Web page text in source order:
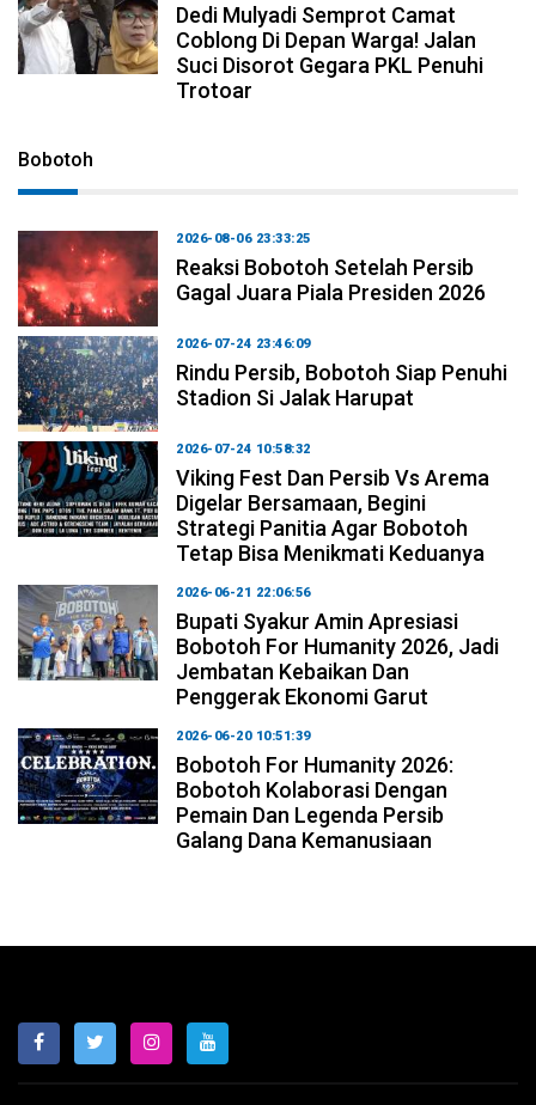
Dedi Mulyadi Semprot Camat
Coblong Di Depan Warga! Jalan
Suci Disorot Gegara PKL Penuhi
Trotoar
Bobotoh
2026-08-06 23:33:25
Reaksi Bobotoh Setelah Persib
Gagal Juara Piala Presiden 2026
2026-07-24 23:46:09
Rindu Persib, Bobotoh Siap Penuhi
Stadion Si Jalak Harupat
2026-07-24 10:58:32
Viking Fest Dan Persib Vs Arema
Digelar Bersamaan, Begini
Strategi Panitia Agar Bobotoh
Tetap Bisa Menikmati Keduanya
2026-06-21 22:06:56
Bupati Syakur Amin Apresiasi
Bobotoh For Humanity 2026, Jadi
Jembatan Kebaikan Dan
Penggerak Ekonomi Garut
2026-06-20 10:51:39
Bobotoh For Humanity 2026:
Bobotoh Kolaborasi Dengan
Pemain Dan Legenda Persib
Galang Dana Kemanusiaan